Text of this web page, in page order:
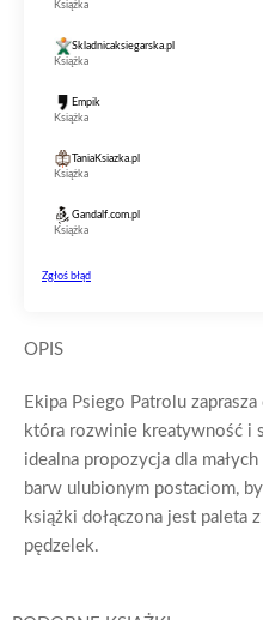
OPIS
Ekipa Psiego Patrolu
która rozwinie kreatywność i
idealna propozycja dla
barw ulubionym postaciom,
książki dołączona jest paleta
pędzelek.